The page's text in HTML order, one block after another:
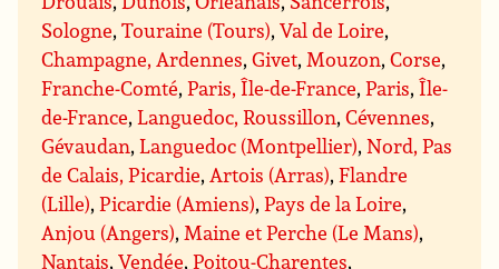
Sologne,Touraine (Tours),Val de Loire,
Champagne, Ardennes,Givet, Mouzon,Corse,
Franche-Comté,Paris, Île-de-France,Paris,Île-
de-France,Languedoc, Roussillon,Cévennes,
Gévaudan,Languedoc (Montpellier),Nord, Pas
de Calais, Picardie, Artois (Arras),Flandre
(Lille),Picardie (Amiens),Pays de la Loire,
Anjou (Angers), Maine et Perche (Le Mans),
Nantais,Vendée,Poitou-Charentes,